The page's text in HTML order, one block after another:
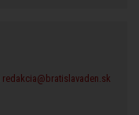
redakcia@bratislavaden.sk